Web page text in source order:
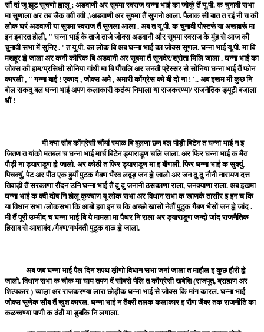
सौं दां जु झूट सुचणो ह्वालू ; अडवाणी अर सुषमा स्वराज घन्ना भाई का जोकुं तैं यू.पी. क चुनावी सभा
मा सुणाला अर तब जैक क्वी क्वी ,\अडवाणी अर सुषमा तैं सुणनो आला. पैलाक सी बात त रइं नी च की
लोक घर्र अडवाणी या सुषमा स्वराज तैं सुणला आला . अब त यू.पी. क चुनावी पोस्टरूं या अखब़ारूं मा
इन इबारत होली, " घन्ना भाई के ताजे ताजे जोक्स अडवानी और सुषमा स्वराज के मुंह से आज की
चुनावी सभा में सुनिए . ' त यू.पी. का लोक बि अब घन्ना भाई का जोक्स सूणल. घन्ना भाई यू.पी. मा बि
मशहूर ह्व़े जाला अर कनी कौरिक बि अडवानी अर सुषमा तैं सूणदेर/श्रोता मिलि जाला . घन्ना भाई का
जोक्स की हाम/प्रसिधी सोनिया गांधी मा बि पौंचलि अर जनतौ प्रेस्सर से सोनिया घन्ना भाई तैं फोन
कारली , " गन्ना बाई ! एकाद , जोक्स अमे , अमारी कोंग्रेस को बी दो ना ! '.. अब इखम मी कुछ नि
बोल सकदु बल घन्ना भाई अपण कलाकारी कर्तव्य निभाला या राजकरण्या/ राजनैतिक ड्यूटी बजाला
धौं !
मी क्या सौब कोंग्रेसी चौंर्या स्याळ बि बुलणा छन बल पौड़ी बिटेन त घन्ना भाई न इ
जितण त यांको मतबल च घन्ना भाई मार्च बिटेन ड्याराडूण चलि जाला. अर फिर घन्ना भाई क मैत
पौड़ी ना ड्याराडूण ह्व़े जालो. अर कोठी त फिर ड्याराडूण मा इ बौणली. फिर घन्ना भाई क सुक्युं,
पिचक्युं, पेट अर पीठ एक हुयाँ पुटक गैबण भैंस्व लद्वड़ जन ह्व़े जालो अर जन दु दु नौनी नारायण दत्त
तिवाड़ी तैं सरकाणा रौंदन उनि घन्ना भाई तैं दु दु जनानी ठसकाणा राला, जनक्याणा राला. अब इखमा
घन्ना भाई क क्वी दोष नि होलू कुज्याण यू लोक सभा अर विधान सभा क खाणकै तासीर इ इन च कि
या विधान सभा /लोकसभा कि आबो हवा इन च कि अच्छो खासो नेतौं पुटुक गैबण भैसों जन ह्व़े जांद .
मी तैं पूरी उम्मीद च घन्ना भाई बि ये मामला मा पैथर नि राला अर ड्याराडूण जन्दो जांद राजनैतिक
हिसाब से आशाबंद /गैबण/गर्भवती पुटुक वाळ ह्व़े जाला.
अब जब घन्ना भाई पैल दिन शपथ ल़ीणो विधान सभा जनां जाला त माहौल इ कुछ हौरी ह्व़े
जालो. विधान सभा क चौक मा घाम तपण दें सौबसे पैलि त कोंग्रेसी खबेशि (राजपूत, ब्राह्मण अर
शिल्पकार ) च्वाल़ा अर राजकरण्या लारा छोड़ीक घन्ना भाई से जोक्स कि मांग कारल. घन्ना भाई
जोक्स सुणेक सौब तैं खुश कारल. घन्ना भाई न तैबरी तलक कलाकार इ रौण जैबर तक राजनीति का
कळच्वण्या पाणी क ढंढी मा डुबकि नि लगाला.